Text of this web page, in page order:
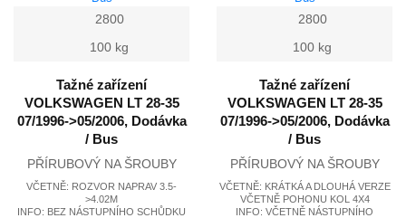
2800
100 kg
Tažné zařízení
VOLKSWAGEN LT 28-35
07/1996->05/2006, Dodávka
/ Bus
PŘÍRUBOVÝ NA ŠROUBY
VČETNĚ: ROZVOR NAPRAV 3.5-
>4.02M
INFO: BEZ NÁSTUPNÍHO SCHŮDKU
2800
100 kg
Tažné zařízení
VOLKSWAGEN LT 28-35
07/1996->05/2006, Dodávka
/ Bus
PŘÍRUBOVÝ NA ŠROUBY
VČETNĚ: KRÁTKÁ A DLOUHÁ VERZE
VČETNĚ POHONU KOL 4X4
INFO: VČETNĚ NÁSTUPNÍHO